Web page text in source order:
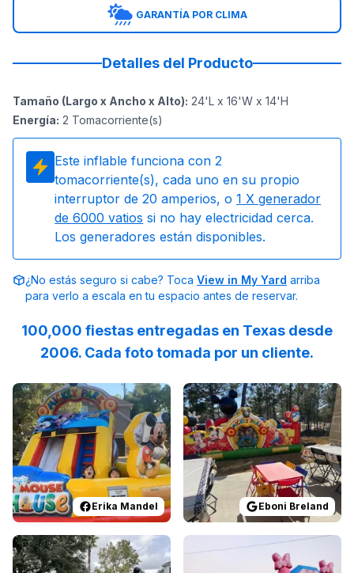
GARANTÍA POR CLIMA
Detalles del Producto
Tamaño (Largo x Ancho x Alto): 24'L x 16'W x 14'H
Energía: 2 Tomacorriente(s)
Este inflable funciona con 2
tomacorriente(s), cada uno en su propio
interruptor de 20 amperios, o 1 X generador
de 6000 vatios si no hay electricidad cerca.
Los generadores están disponibles.
¿No estás seguro si cabe? Toca View in My Yard arriba
para verlo a escala en tu espacio antes de reservar.
100,000 fiestas entregadas en Texas desde
2006. Cada foto tomada por un cliente.
Reviewed onFacebookby Erika Mandel:We had an
Erika Mandel
Reviewed onGoogleReviews
Eboni Breland
Reviewed onGoogleReviews Ashley Price :Great
Reviewed on GoogleReviews